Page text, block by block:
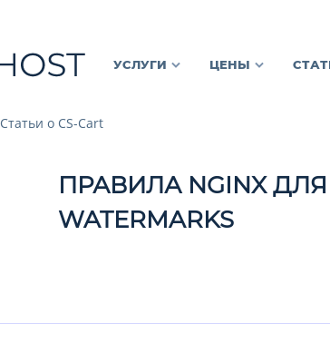
УСЛУГИ ЦЕНЫ
Статьи о CS-Cart
ПРАВИЛА NGINX
WATERMARKS